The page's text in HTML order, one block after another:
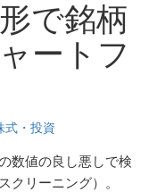
で銘柄
ートフ
式・投資
数値の良し悪しで検
クリーニング）。